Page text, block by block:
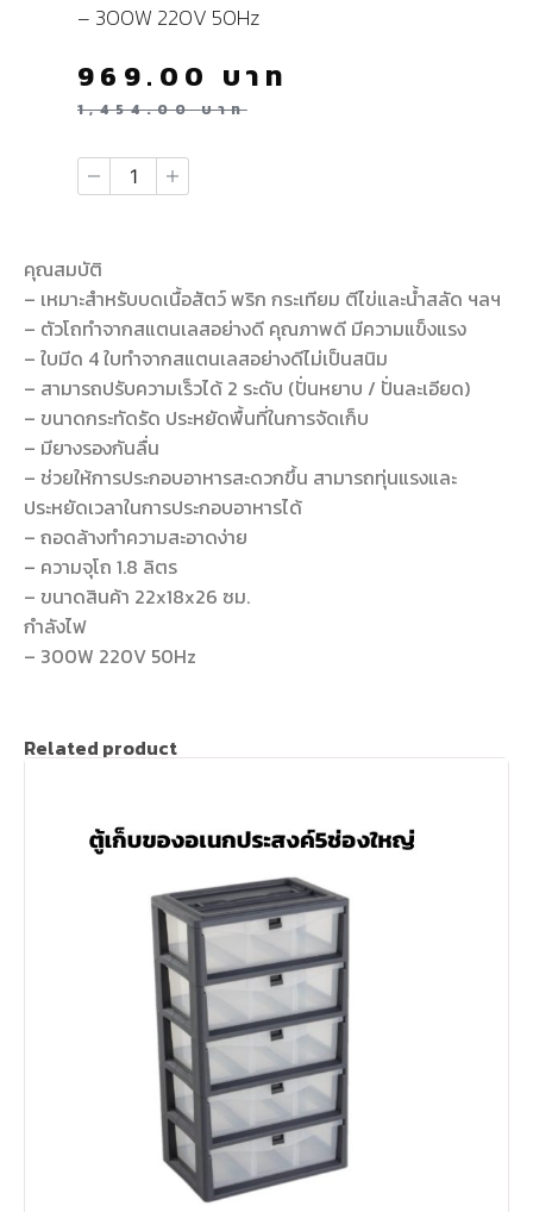
– 300W 220V 50Hz
1,454.00บาท
969.00 บาท
คุณสมบัติ
– เหมาะสำหรับบดเนื้อสัตว์ พริก กระเทียม ตีไข่และน้ำสลัด ฯลฯ
– ตัวโถทำจากสแตนเลสอย่างดี คุณภาพดี มีความแข็งแรง
– ใบมีด 4 ใบทำจากสแตนเลสอย่างดีไม่เป็นสนิม
– สามารถปรับความเร็วได้ 2 ระดับ (ปั่นหยาบ / ปั่นละเอียด)
– ขนาดกระทัดรัด ประหยัดพื้นที่ในการจัดเก็บ
– มียางรองกันลื่น
– ช่วยให้การประกอบอาหารสะดวกขึ้น สามารถทุ่นแรงและ
ประหยัดเวลาในการประกอบอาหารได้
– ถอดล้างทำความสะอาดง่าย
– ความจุโถ 1.8 ลิตร
– ขนาดสินค้า 22x18x26 ซม.
กำลังไฟ
– 300W 220V 50Hz
Related product